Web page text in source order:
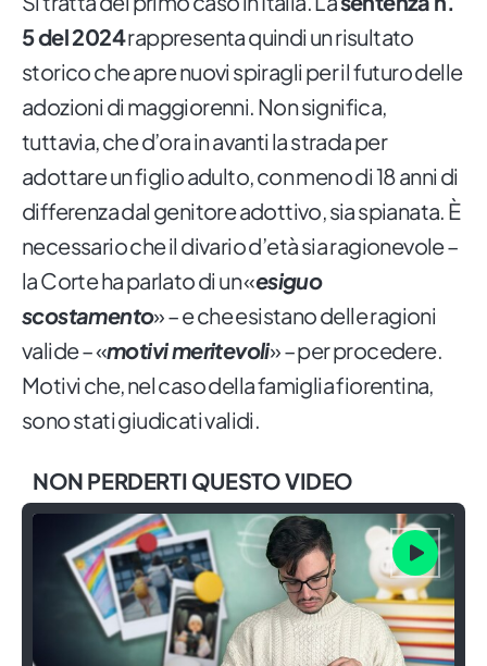
5 del 2024rappresenta quindi un risultato
storico che apre nuovi spiragli per il futuro delle
adozioni di maggiorenni. Non significa,
tuttavia, che d’ora in avanti la strada per
adottare un figlio adulto, con meno di 18 anni di
differenza dal genitore adottivo, sia spianata. È
necessario che il divario d’età sia ragionevole –
la Corte ha parlato di un «esiguo
scostamento» – e che esistano delle ragioni
valide – «motivi meritevoli» – per procedere.
Motivi che, nel caso della famiglia fiorentina,
sono stati giudicati validi.
NON PERDERTI QUESTO VIDEO